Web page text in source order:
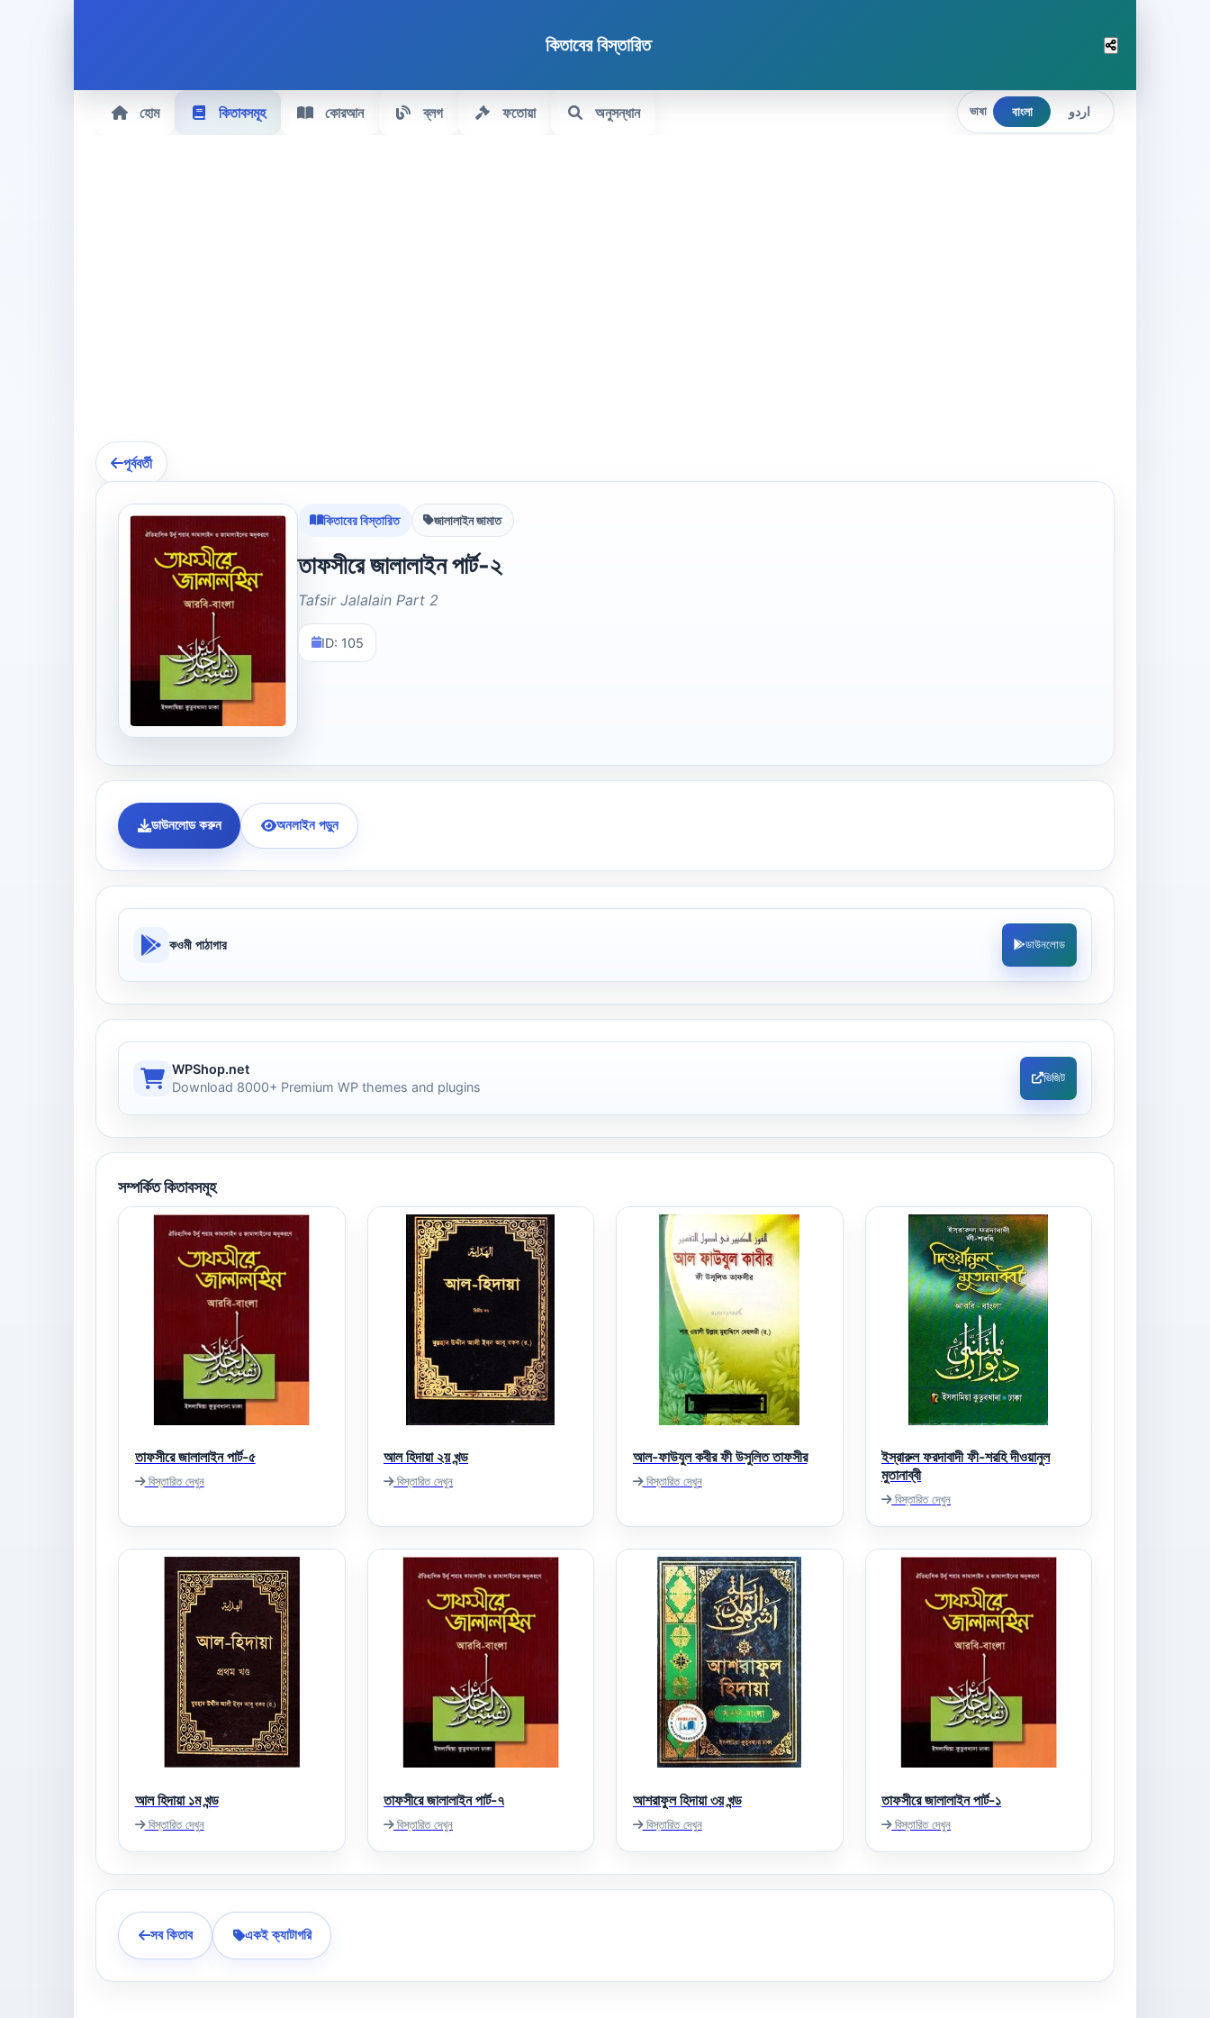
কিতাবের বিস্তারিত
হোম কিতাবসমূহ কোরআন ব্লগ ফতোয়া অনুসন্ধান ভাষা বাংলা اردو
পূর্ববর্তী
কিতাবের বিস্তারিত জালালাইন জামাত
তাফসীরে জালালাইন পার্ট-২
Tafsir Jalalain Part 2
ID: 105
ডাউনলোড করুন অনলাইন পড়ুন
কওমী পাঠাগার ডাউনলোড
WPShop.net
Download 8000+ Premium WP themes and plugins
ভিজিট
সম্পর্কিত কিতাবসমূহ
তাফসীরে জালালাইন পার্ট-৫
বিস্তারিত দেখুন
আল হিদায়া ২য় খন্ড
বিস্তারিত দেখুন
আল-ফাউযুল কবীর ফী উসুলিত তাফসীর
বিস্তারিত দেখুন
ইস্‌রারুল ফরদাবাদী ফী-শরহি দীওয়ানুল
মুতানাব্বী
বিস্তারিত দেখুন
আল হিদায়া ১ম খন্ড
বিস্তারিত দেখুন
তাফসীরে জালালাইন পার্ট-৭
বিস্তারিত দেখুন
আশরাফুল হিদায়া ৩য় খন্ড
বিস্তারিত দেখুন
তাফসীরে জালালাইন পার্ট-১
বিস্তারিত দেখুন
সব কিতাব একই ক্যাটাগরি